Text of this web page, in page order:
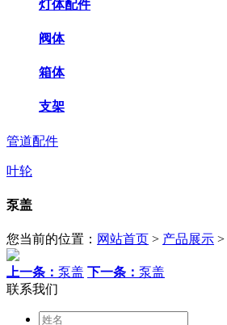
灯体配件
阀体
箱体
支架
管道配件
叶轮
泵盖
您当前的位置： 网站首页 > 产品展示 >
上一条： 泵盖 下一条： 泵盖
联系我们